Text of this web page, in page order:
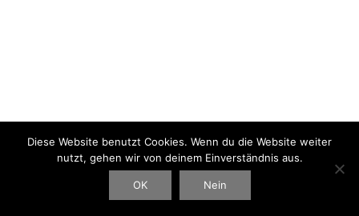
Diese Website benutzt Cookies. Wenn du die Website weiter
nutzt, gehen wir von deinem Einverständnis aus.
OK Nein